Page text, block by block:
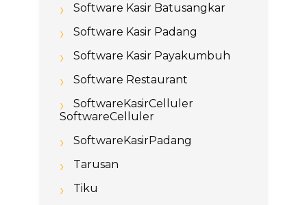
Software Kasir Batusangkar
Software Kasir Padang
Software Kasir Payakumbuh
Software Restaurant
SoftwareKasirCelluler
SoftwareCelluler
SoftwareKasirPadang
Tarusan
Tiku